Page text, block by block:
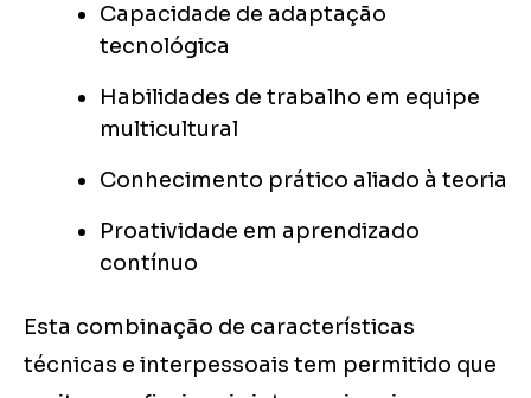
Capacidade de adaptação
tecnológica
Habilidades de trabalho em equipe
multicultural
Conhecimento prático aliado à teoria
Proatividade em aprendizado
contínuo
Esta combinação de características
técnicas e interpessoais tem permitido que